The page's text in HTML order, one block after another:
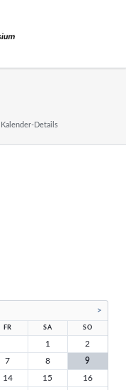
Kalender-Details
>
FR SA SO
1
2
7 8
9
14 15
16